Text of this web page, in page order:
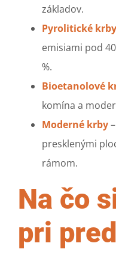
základov.
Pyrolitické krby
emisiami pod
%.
Bioetanolové
komína a
Moderné krby
presklenými
rámom.
Na čo
pri